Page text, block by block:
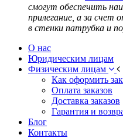
смогут обеспечить
прилегание, а за счет
в стенки патрубка и
О нас
Юридическим лицам
Физическим лицам
Как оформить
Оплата заказов
Доставка заказов
Гарантия и
Блог
Контакты